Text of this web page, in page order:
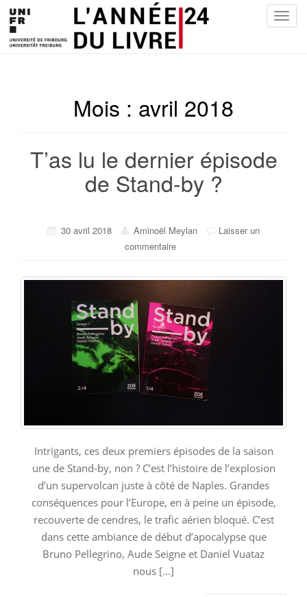
T
Mois : avril 2018
T’as lu le dernier épisode
de Stand-by ?
30 avril 2018 Aminoël Meylan
Laisser un
commentaire
Intrigants, ces deux premiers épisodes de la saison
une de Stand-by, non ? C’est l’histoire de l’explosion
d’un supervolcan juste à côté de Naples. Grandes
conséquences pour l’Europe, en à peine un épisode,
recouverte de cendres, le trafic aérien bloqué. C’est
dans cette ambiance de début d’apocalypse que
Bruno Pellegrino, Aude Seigne et Daniel Vuataz
nous […]